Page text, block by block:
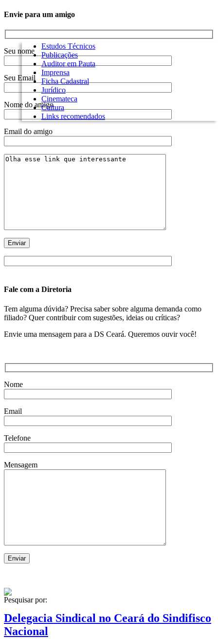
Envie para um amigo
Seu nome
Seu Email
Nome do amigo
Email do amigo
Fale com a Diretoria
Tem alguma dúvida? Precisa saber sobre alguma demanda como
filiado? Quer contribuir com sugestões, ideias ou críticas?
Envie uma mensagem para a DS Ceará. Queremos ouvir você!
Nome
Email
Telefone
Mensagem
Estudos Técnicos
Publicações
Auditor em Pauta
Imprensa
Ficha Cadastral
Jurídico
Cinemateca
Cultura
Links recomendados
Pesquisar por:
Delegacia Sindical no Ceará do Sindifisco
Nacional